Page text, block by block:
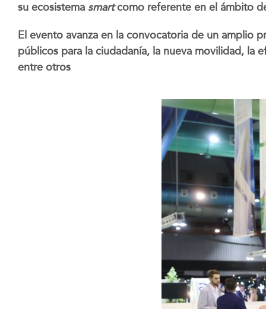
su ecosistemasmartcomo referente en el ámbito
El evento avanza en la convocatoria de un amplio
públicos para la ciudadanía, la nueva movilidad, la
entre otros